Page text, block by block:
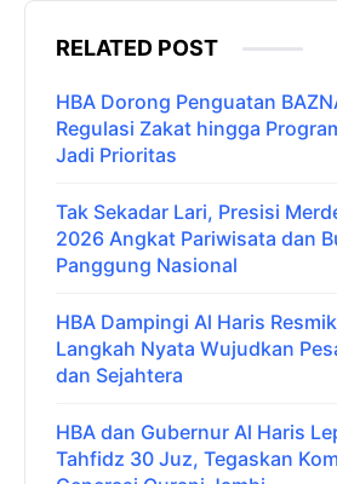
RELATED POST
HBA Dorong Penguatan
Regulasi Zakat hingga
Jadi Prioritas
Tak Sekadar Lari, Presisi
2026 Angkat Pariwisata dan
Panggung Nasional
HBA Dampingi Al Haris
Langkah Nyata Wujudkan
dan Sejahtera
HBA dan Gubernur Al Haris
Tahfidz 30 Juz, Tegaskan